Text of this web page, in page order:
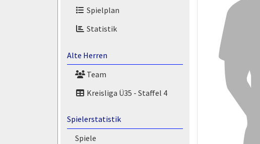
Spielplan
Statistik
Alte Herren
Team
Kreisliga Ü35 - Staffel 4
Spielerstatistik
Spiele